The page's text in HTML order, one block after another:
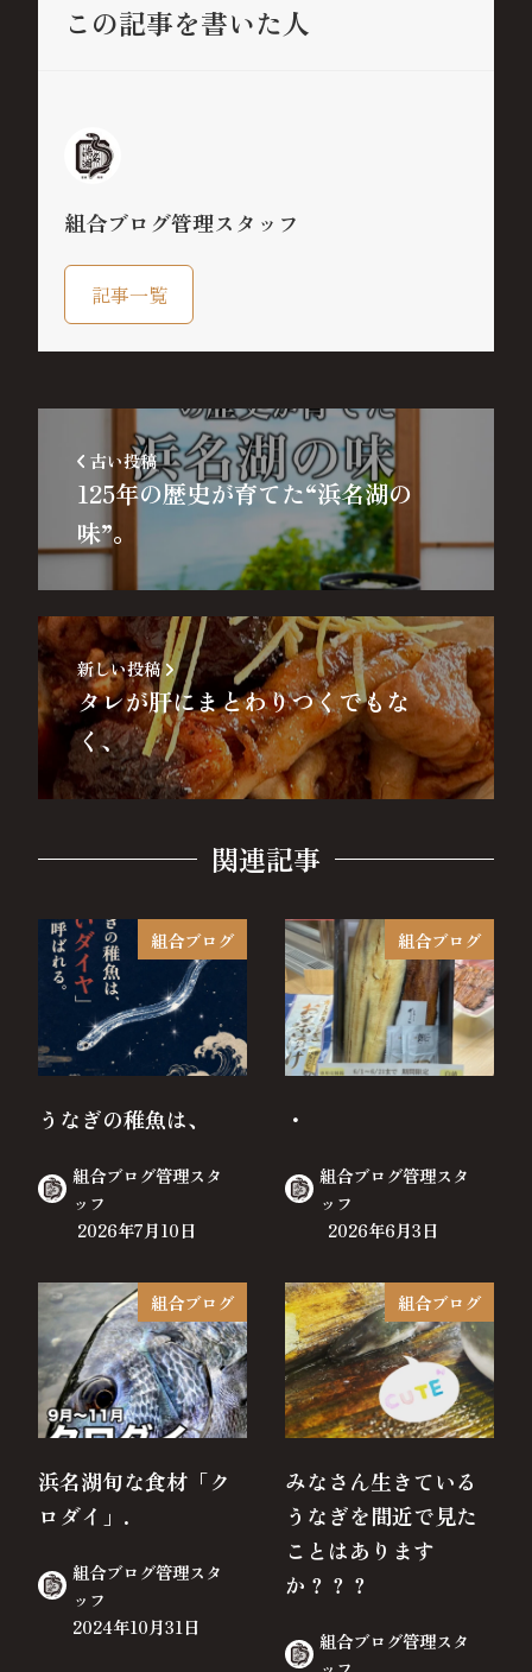
この記事を書いた人
組合ブログ管理スタッフ
記事一覧
古い投稿
125年の歴史が育てた“浜名湖の
味”。
新しい投稿
タレが肝にまとわりつくでもな
く、
関連記事
組合ブログ
うなぎの稚魚は、
組合ブログ管理スタ
ッフ
2026年7月10日
組合ブログ
・
組合ブログ管理スタ
ッフ
2026年6月3日
組合ブログ
浜名湖旬な食材「ク
ロダイ」.
組合ブログ管理スタ
ッフ
2024年10月31日
組合ブログ
みなさん生きている
うなぎを間近で見た
ことはあります
か？？？
組合ブログ管理スタ